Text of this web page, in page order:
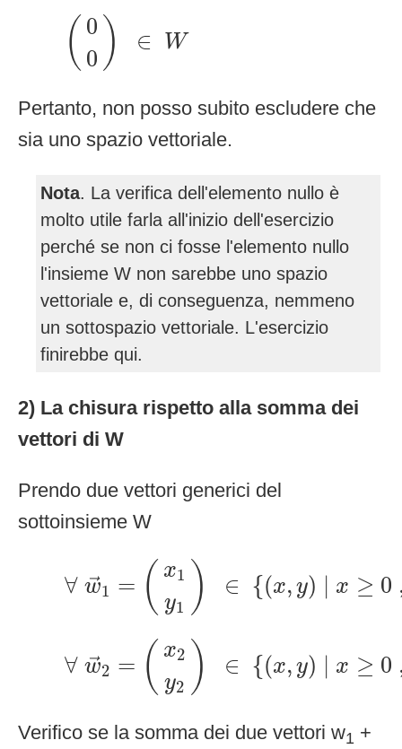
( 0
0 ) ∈ W
( 0 0
Pertanto, non posso subito escludere che
sia uno spazio vettoriale.
Nota. La verifica dell'elemento nullo è
molto utile farla all'inizio dell'esercizio
perché se non ci fosse l'elemento nullo
l'insieme W non sarebbe uno spazio
vettoriale e, di conseguenza, nemmeno
un sottospazio vettoriale. L'esercizio
finirebbe qui.
2) La chisura rispetto alla somma dei
vettori di W
Prendo due vettori generici del
sottoinsieme W
∀ →
w1 = ( x1
y1 ) ∈ {(x, y) | x ≥ 0
→1 x
∀ →
w2 = ( x2
y2 ) ∈ {(x, y) | x ≥ 0
→2 x
Verifico se la somma dei due vettori w1 +